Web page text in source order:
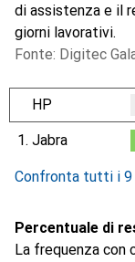
di assistenza e il
giorni lavorativi.
Fonte: Digitec
HP
1. Jabra
Confronta tutti i 9
Percentuale di
La frequenza con